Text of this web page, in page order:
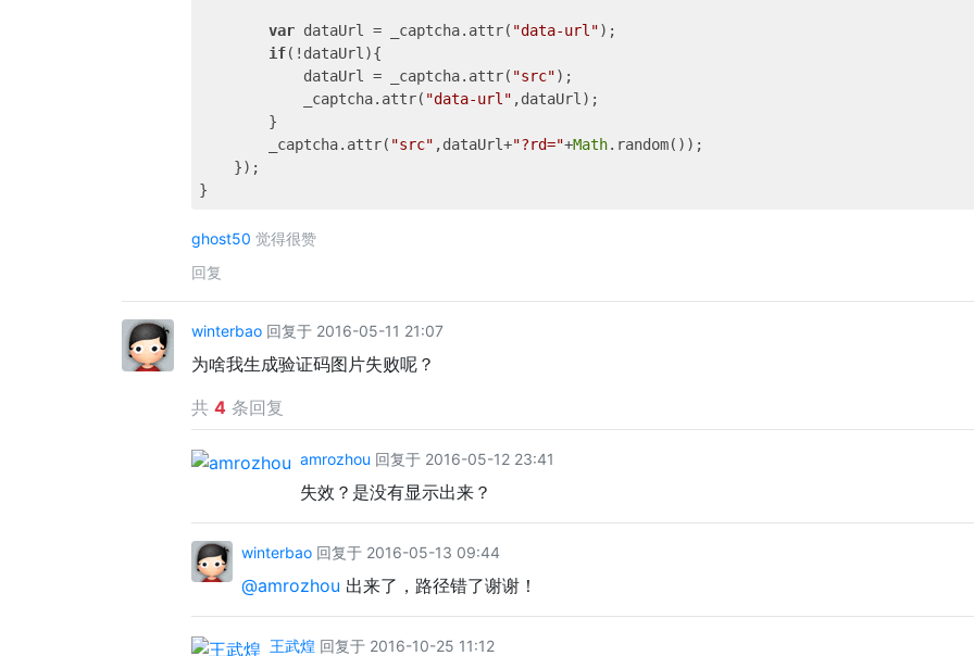
var dataUrl = _captcha.attr( "data-url");
if(!dataUrl){
            dataUrl = _captcha.attr(
"src");
            _captcha.attr(
"data-url" ,dataUrl);
        }
        _captcha.attr(
"src" ,dataUrl+"?rd="+Math.random());
    });
ghost50 觉得很赞
回复
winterbao 回复于 2016-05-11 21:07
为啥我生成验证码图片失败呢？
共 4 条回复
amrozhou 回复于 2016-05-12 23:41
失效？是没有显示出来？
winterbao 回复于 2016-05-13 09:44
@amrozhou 出来了，路径错了谢谢！
王武煌 回复于 2016-10-25 11:12